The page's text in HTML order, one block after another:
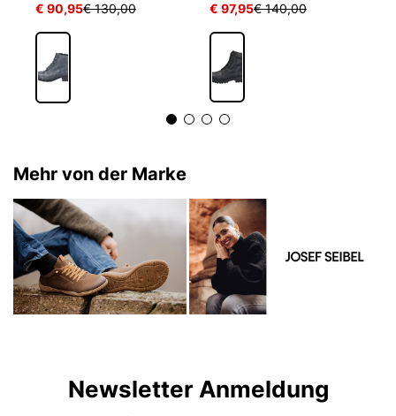
€ 90,95€ 130,00 € 97,95€ 140,00
Mehr von der Marke
Newsletter Anmeldung